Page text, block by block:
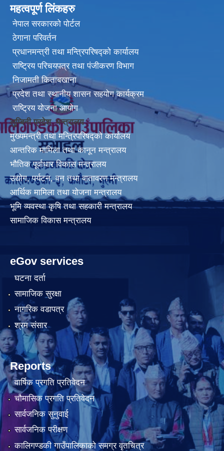
महत्वपूर्ण लिंकहरु
नेपाल सरकारको पोर्टल
ठेगाना परिवर्तन
प्रधानमन्त्री तथा मन्त्रिपरिषद्को कार्यालय
राष्ट्रिय परिचयपत्र तथा पंजीकरण विभाग
निजामती किताबखाना
प्रदेश तथा स्थानीय शासन सहयोग कार्यक्रम
राष्ट्रिय योजना आयोग
लुम्बिनी प्रदेश मन्त्रालय
मुख्यमन्त्री तथा मन्त्रिपरिषद्को कार्यालय
आन्तरिक मामिला तथा कानून मन्त्रालय
भौतिक पूर्वाधार विकास मन्त्रालय
उद्योग, पर्यटन, वन तथा वातावरण मन्त्रालय
आर्थिक मामिला तथा योजना मन्त्रालय
भूमि व्यवस्था कृषि तथा सहकारी मन्त्रालय
सामाजिक विकास मन्त्रालय
eGov services
घटना दर्ता
सामाजिक सुरक्षा
नागरिक वडापत्र
श्रम संसार
Reports
वार्षिक प्रगति प्रतिवेदन
चौमासिक प्रगति प्रतिवेदन
सार्वजनिक सुनुवाई
सार्वजनिक परीक्षण
कालिगण्डकी गाउँपालिकाको समग्र वृतचित्र